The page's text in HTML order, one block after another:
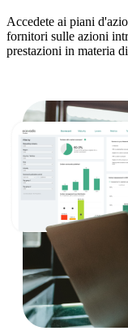
Accedete ai piani
fornitori sulle azioni
prestazioni in materia